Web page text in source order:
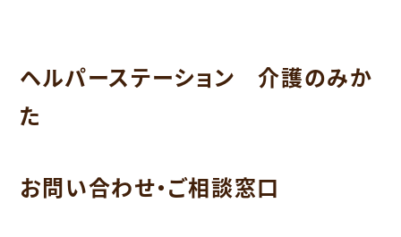
ヘルパーステーション 介護のみか
た
お問い合わせ・ご相談窓口